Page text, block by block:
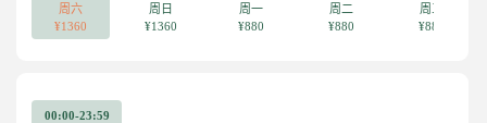
周六
¥1360
周日
¥1360
周一
¥880
周二
¥880
周三
¥880
00:00-23:59